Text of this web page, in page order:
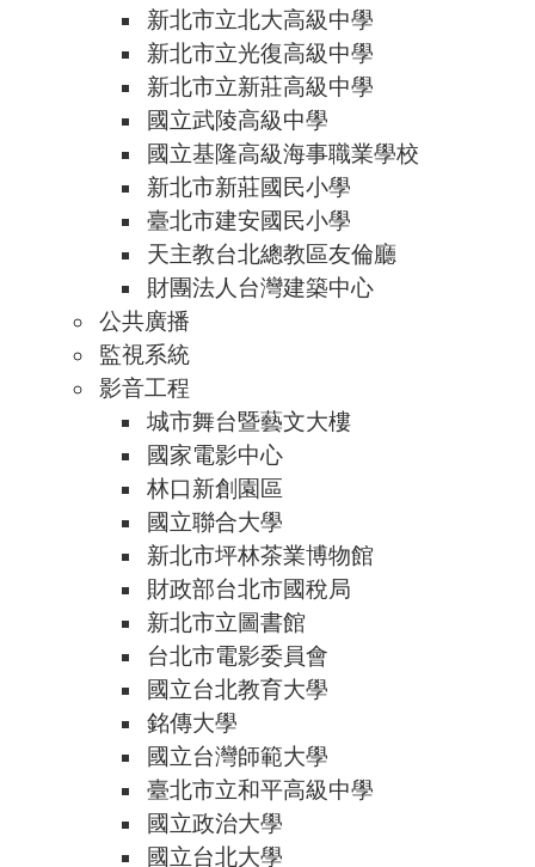
新北市立北大高級中學
新北市立光復高級中學
新北市立新莊高級中學
國立武陵高級中學
國立基隆高級海事職業學校
新北市新莊國民小學
臺北市建安國民小學
天主教台北總教區友倫廳
財團法人台灣建築中心
公共廣播
監視系統
影音工程
城市舞台暨藝文大樓
國家電影中心
林口新創園區
國立聯合大學
新北市坪林茶業博物館
財政部台北市國稅局
新北市立圖書館
台北市電影委員會
國立台北教育大學
銘傳大學
國立台灣師範大學
臺北市立和平高級中學
國立政治大學
國立台北大學